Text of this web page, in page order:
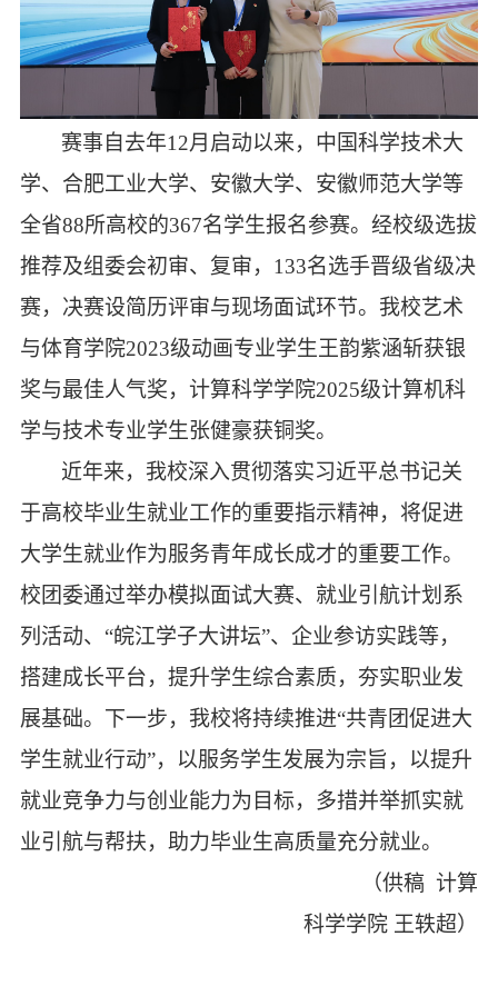
赛事自去年12月启动以来，中国科学技术大
学、合肥工业大学、安徽大学、安徽师范大学等
全省88所高校的367名学生报名参赛。经校级选拔
推荐及组委会初审、复审，133名选手晋级省级决
赛，决赛设简历评审与现场面试环节。我校艺术
与体育学院2023级动画专业学生王韵紫涵斩获银
奖与最佳人气奖，计算科学学院2025级计算机科
学与技术专业学生张健豪获铜奖。
近年来，我校深入贯彻落实习近平总书记关
于高校毕业生就业工作的重要指示精神，将促进
大学生就业作为服务青年成长成才的重要工作。
校团委通过举办模拟面试大赛、就业引航计划系
列活动、 “皖江学子大讲坛”、企业参访实践等，
搭建成长平台，提升学生综合素质，夯实职业发
展基础。下一步，我校将持续推进“共青团促进大
学生就业行动”，以服务学生发展为宗旨，以提升
就业竞争力与创业能力为目标，多措并举抓实就
业引航与帮扶，助力毕业生高质量充分就业。
（供稿 计算
科学学院 王轶超）